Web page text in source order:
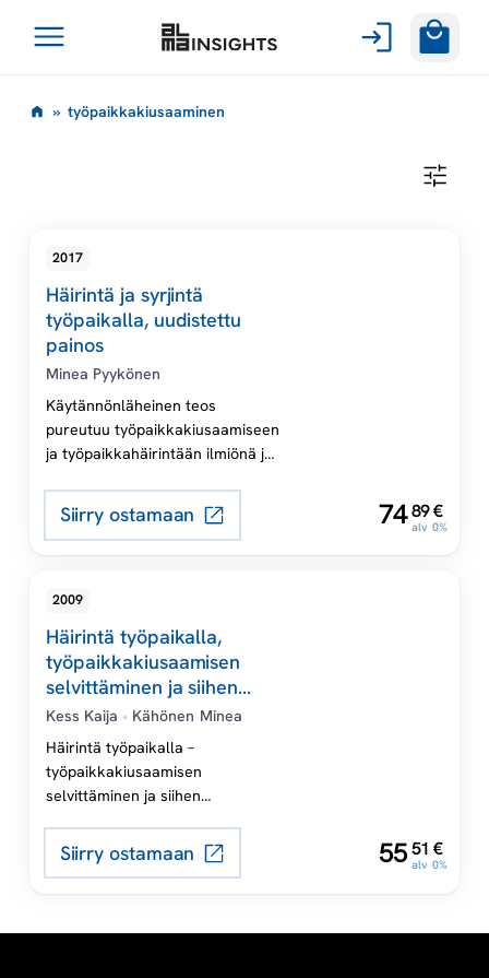
sisältöön
Avaa
t
p
a
k
k
a
k
u
s
a
» työpaikkakiusaaminen
K
A
K
U
S
A
M
E
2017
Häirintä ja syrjintä
työpaikalla, uudistettu
painos
Minea Pyykönen
Käytännönläheinen teos
pureutuu työpaikkakiusaamiseen
ja työpaikkahäirintään ilmiönä ja
häirintätapausten ja syrjinnän
ennaltaehkäisyyn,
74,89€
alv 0%
Siirry ostamaan
2009
Häirintä työpaikalla,
työpaikkakiusaamisen
selvittäminen ja siihen
puuttuminen
Kess Kaija • Kähönen Minea
Häirintä työpaikalla –
työpaikkakiusaamisen
selvittäminen ja siihen
jotka haluavat varautua
vaikeaan työyhteisöongelmaan
55,51 €
alv 0%
Siirry ostamaan